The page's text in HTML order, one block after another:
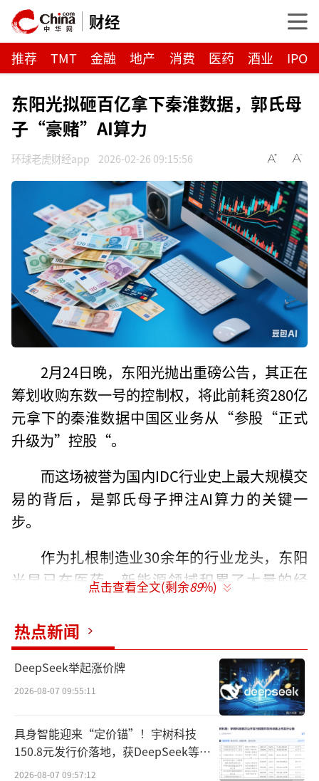
财经
推荐 TMT 金融 地产 消费 医药 酒业 IPO
东阳光拟砸百亿拿下秦淮数据，郭氏母
子“豪赌”AI算力
环球老虎财经app 2026-02-26 09:15:56
2月24日晚，东阳光抛出重磅公告，其正在
筹划收购东数一号的控制权，将此前耗资280亿
元拿下的秦淮数据中国区业务从“参股“正式
升级为”控股“。
而这场被誉为国内IDC行业史上最大规模交
易的背后，是郭氏母子押注AI算力的关键一
步。
作为扎根制造业30余年的行业龙头，东阳
光早已在医药、新能源领域积累了大量的经
其跨界AI的野心已昭然若揭。
砸百亿“跨界”算力
2月24日晚，东阳光发布公告，公司正筹划
发行股份收购宜昌东数一号投资有限责任公司
（以下简称“东数一号”）控制权，并募集配
套资金，本次交易预计构成重大资产重组及关
点击查看全文(剩余89%)
热点新闻
DeepSeek举起涨价牌
2026-08-07 09:55:11
具身智能迎来“定价锚”！宇树科技
150.8元发行价落地，获DeepSeek等豪
华战配加持
2026-08-07 09:57:12